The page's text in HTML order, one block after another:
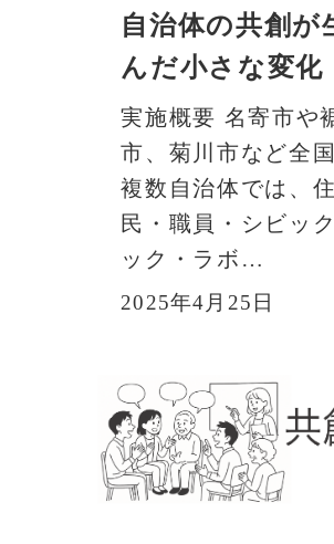
自治体の共創が
んだ小さな変化
実施概要 名寄市や
市、菊川市など全
複数自治体では、住
民・職員・シビッ
ック・ラボ…
2025年4月25日